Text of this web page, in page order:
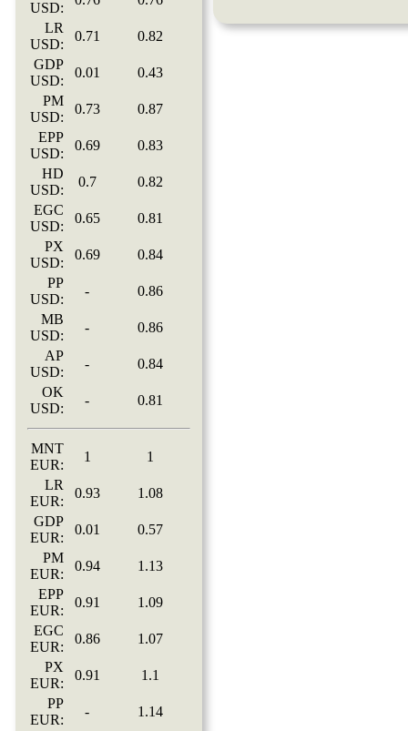
USD:
LR
USD:
0.71
0.82
GDP
USD:
0.01
0.43
PM
USD:
0.73
0.87
EPP
USD:
0.69
0.83
HD
USD:
0.7
0.82
EGC
USD:
0.65
0.81
PX
USD:
0.69
0.84
PP
USD:
-
0.86
MB
USD:
-
0.86
AP
USD:
-
0.84
OK
USD:
- 0.81
MNT
EUR:
1
1
LR
EUR:
0.93
1.08
GDP
EUR:
0.01
0.57
PM
EUR:
0.94
1.13
EPP
EUR:
0.91
1.09
EGC
EUR:
0.86
1.07
PX
EUR:
0.91
1.1
PP
EUR:
-
1.14